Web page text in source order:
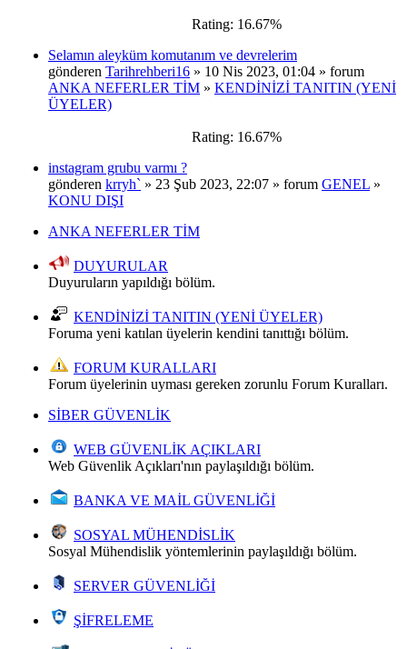
Rating: 16.67%
Selamın aleyküm komutanım ve devrelerim
gönderen Tarihrehberi16 » 10 Nis 2023, 01:04 » forum
ANKA NEFERLER TİM » KENDİNİZİ TANITIN (YENİ
ÜYELER)
Rating: 16.67%
instagram grubu varmı ?
gönderen krryh` » 23 Şub 2023, 22:07 » forum GENEL »
KONU DIŞI
ANKA NEFERLER TİM
DUYURULAR
Duyuruların yapıldığı bölüm.
KENDİNİZİ TANITIN (YENİ ÜYELER)
Foruma yeni katılan üyelerin kendini tanıttığı bölüm.
FORUM KURALLARI
Forum üyelerinin uyması gereken zorunlu Forum Kuralları.
SİBER GÜVENLİK
WEB GÜVENLİK AÇIKLARI
Web Güvenlik Açıkları'nın paylaşıldığı bölüm.
BANKA VE MAİL GÜVENLİĞİ
SOSYAL MÜHENDİSLİK
Sosyal Mühendislik yöntemlerinin paylaşıldığı bölüm.
SERVER GÜVENLİĞİ
ŞİFRELEME